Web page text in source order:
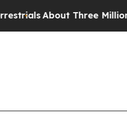
About Three Million